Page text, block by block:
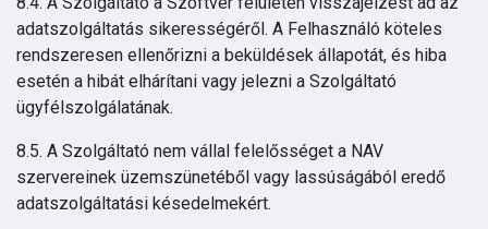
adatszolgáltatás sikerességéről. A Felhasználó köteles
rendszeresen ellenőrizni a beküldések állapotát, és hiba
esetén a hibát elhárítani vagy jelezni a Szolgáltató
ügyfélszolgálatának.
8.5. A Szolgáltató nem vállal felelősséget a NAV
szervereinek üzemszünetéből vagy lassúságából eredő
adatszolgáltatási késedelmekért.